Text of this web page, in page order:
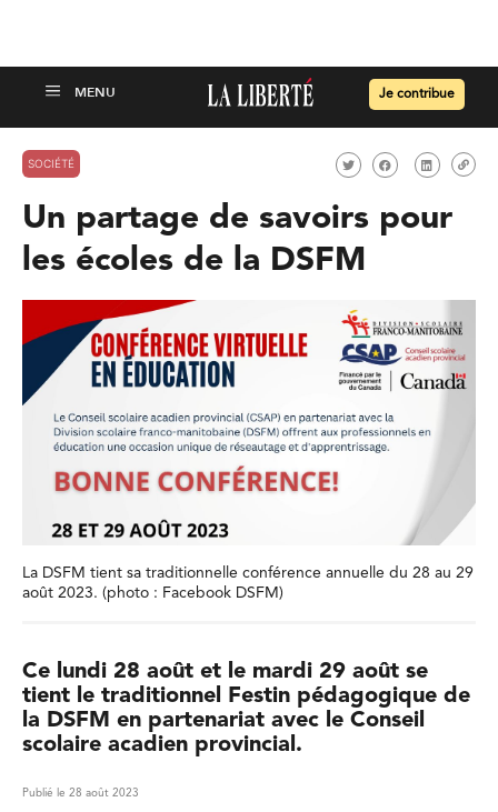
Je contribue
SOCIÉTÉ
Un partage de savoirs pour
les écoles de la DSFM
La DSFM tient sa traditionnelle conférence annuelle du 28 au 29
août 2023. (photo : Facebook DSFM)
Ce lundi 28 août et le mardi 29 août se
tient le traditionnel Festin pédagogique de
la DSFM en partenariat avec le Conseil
scolaire acadien provincial.
Publié le 28 août 2023